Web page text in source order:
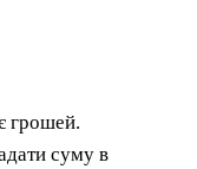
грошей.
суму в